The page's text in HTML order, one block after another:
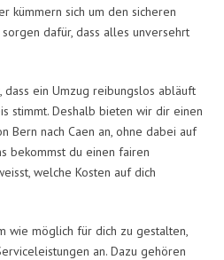
kümmern sich um den sicheren
dafür, dass alles unversehrt
dass ein Umzug reibungslos abläuft
stimmt. Deshalb bieten wir dir einen
Bern nach Caen an, ohne dabei auf
bekommst du einen fairen
welche Kosten auf dich
wie möglich für dich zu gestalten,
an. Dazu gehören